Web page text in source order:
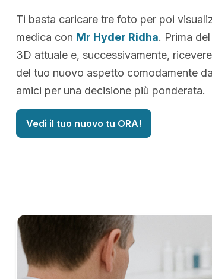
Ti basta caricare tre foto per poi
medica con Mr Hyder Ridha. Prima
3D attuale e, successivamente,
del tuo nuovo aspetto comodamente
amici per una decisione più ponderata.
Vedi il tuo nuovo tu ORA!